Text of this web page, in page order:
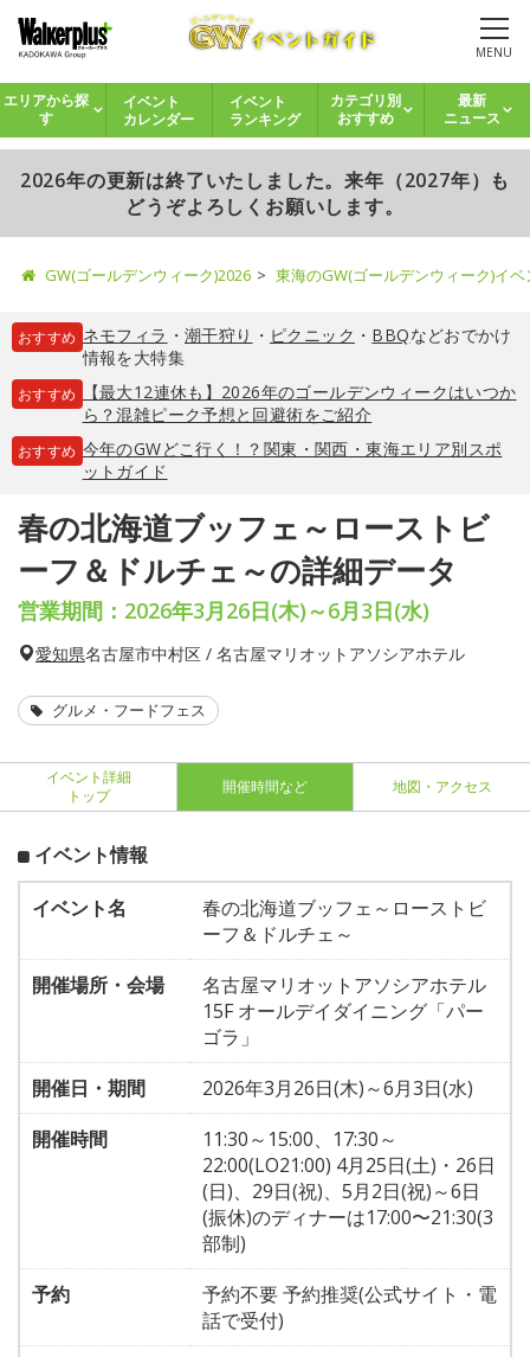
MENU
エリアから探
す
イベント
カレンダー
イベント
ランキング
カテゴリ別
おすすめ
最新
ニュース
2026年の更新は終了いたしました。来年（2027年）も
どうぞよろしくお願いします。
GW(ゴールデンウィーク)2026 東海のGW(ゴールデンウィーク)イ
おすすめ ネモフィラ ・ 潮干狩り ・ ピクニック ・ BBQなどおでかけ
情報を大特集
おすすめ
【最大12連休も】2026年のゴールデンウィークはいつか
ら？混雑ピーク予想と回避術をご紹介
おすすめ 今年のGWどこ行く！？関東・関西・東海エリア別スポ
ットガイド
春の北海道ブッフェ～ローストビ
ーフ＆ドルチェ～の詳細データ
営業期間：2026年3月26日(木)～6月3日(水)
愛知県名古屋市中村区 / 名古屋マリオットアソシアホテル
グルメ・フードフェス
イベント詳細
トップ
開催時間など 地図・アクセス
イベント情報
イベント名
春の北海道ブッフェ～ローストビ
ーフ＆ドルチェ～
開催場所・会場
名古屋マリオットアソシアホテル
15F オールデイダイニング「パー
ゴラ」
開催日・期間
2026年3月26日(木)～6月3日(水)
開催時間
11:30～15:00、17:30～
22:00(LO21:00) 4月25日(土)・26日
(日)、29日(祝)、5月2日(祝)～6日
(振休)のディナーは17:00〜21:30(3
部制)
予約
予約不要 予約推奨(公式サイト・電
話で受付)